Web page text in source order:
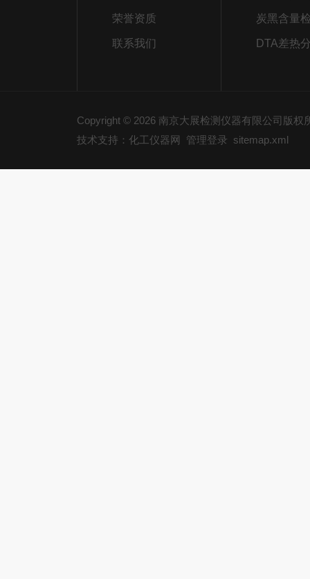
荣誉资质
联系我们
炭黑含量
DTA差热
Copyright © 2026 南京大展检测仪器有限公司版权
技术支持：化工仪器网
管理登录 sitemap.xml